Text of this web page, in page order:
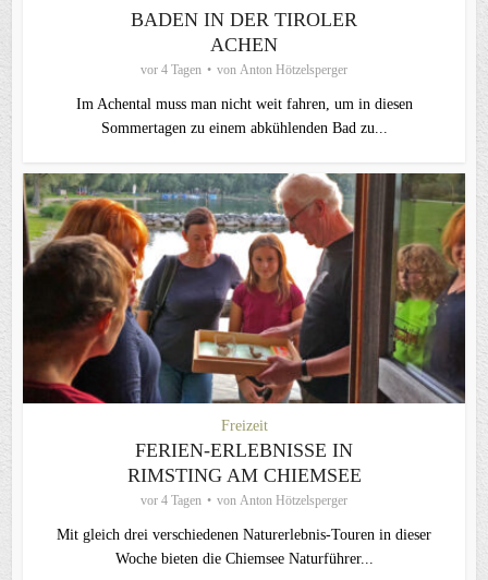
BADEN IN DER TIROLER
ACHEN
vor 4 Tagen von Anton Hötzelsperger
Im Achental muss man nicht weit fahren, um in diesen
Sommertagen zu einem abkühlenden Bad zu...
Freizeit
FERIEN-ERLEBNISSE IN
RIMSTING AM CHIEMSEE
vor 4 Tagen von Anton Hötzelsperger
Mit gleich drei verschiedenen Naturerlebnis-Touren in dieser
Woche bieten die Chiemsee Naturführer...